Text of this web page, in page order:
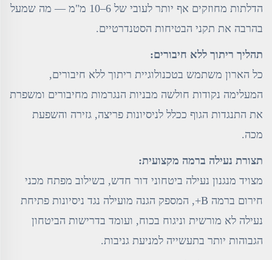
הדלתות מחוזקים אף יותר לעובי של 6–10 מ"מ — מה שמעל
בהרבה את תקני הבטיחות הסטנדרטיים.
תהליך ריתוך ללא חיבורים:
כל הארון משתמש בטכנולוגיית ריתוך ללא חיבורים,
המעלימה נקודות חולשה מבניות הנגרמות מחיבורים ומשפרת
את התנגדות הגוף ככלל לניסיונות פריצה, גזירה והשפעת
מכה.
תצורת נעילה ברמה מקצועית:
מצויד מנגנון נעילה ביטחוני דור חדש, בשילוב מפתח מכני
חירום ברמה B+, המספק הגנה מועילה נגד ניסיונות פתיחת
נעילה לא מורשית וניגוח בכוח, ועומד בדרישות הביטחון
הגבוהות יותר בתעשייה למניעת גניבות.